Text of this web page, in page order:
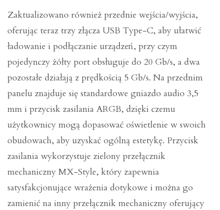
Zaktualizowano również przednie wejścia/wyjścia,
oferując teraz trzy złącza USB Type-C, aby ułatwić
ładowanie i podłączanie urządzeń, przy czym
pojedynczy żółty port obsługuje do 20 Gb/s, a dwa
pozostałe działają z prędkością 5 Gb/s. Na przednim
panelu znajduje się standardowe gniazdo audio 3,5
mm i przycisk zasilania ARGB, dzięki czemu
użytkownicy mogą dopasować oświetlenie w swoich
obudowach, aby uzyskać ogólną estetykę. Przycisk
zasilania wykorzystuje zielony przełącznik
mechaniczny MX-Style, który zapewnia
satysfakcjonujące wrażenia dotykowe i można go
zamienić na inny przełącznik mechaniczny oferujący